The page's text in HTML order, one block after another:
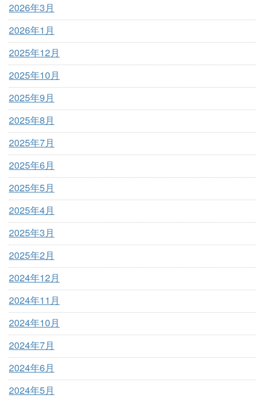
2026年3月
2026年1月
2025年12月
2025年10月
2025年9月
2025年8月
2025年7月
2025年6月
2025年5月
2025年4月
2025年3月
2025年2月
2024年12月
2024年11月
2024年10月
2024年7月
2024年6月
2024年5月